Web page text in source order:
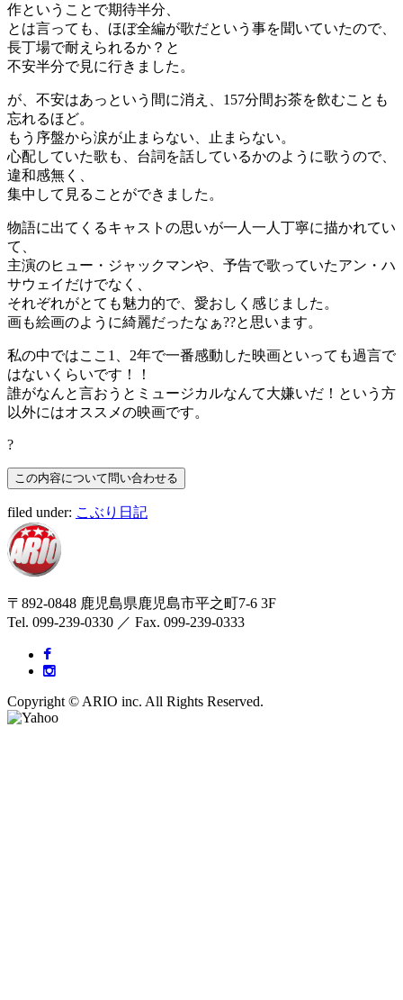
作ということで期待半分、
とは言っても、ほぼ全編が歌だという事を聞いていたので、
長丁場で耐えられるか？と
不安半分で見に行きました。
が、不安はあっという間に消え、157分間お茶を飲むことも
忘れるほど。
もう序盤から涙が止まらない、止まらない。
心配していた歌も、台詞を話しているかのように歌うので、
違和感無く、
集中して見ることができました。
物語に出てくるキャストの思いが一人一人丁寧に描かれてい
て、
主演のヒュー・ジャックマンや、予告で歌っていたアン・ハ
サウェイだけでなく、
それぞれがとても魅力的で、愛おしく感じました。
画も絵画のように綺麗だったなぁ??と思います。
私の中ではここ1、2年で一番感動した映画といっても過言で
はないくらいです！！
誰がなんと言おうとミュージカルなんて大嫌いだ！という方
以外にはオススメの映画です。
?
filed under: こぶり日記
〒892-0848 鹿児島県鹿児島市平之町7-6 3F
Tel. 099-239-0330 ／ Fax. 099-239-0333
Copyright © ARIO inc. All Rights Reserved.